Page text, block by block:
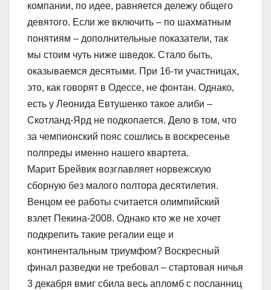
компании, по идее, равняется дележу общего
девятого. Если же включить – по шахматным
понятиям – дополнительные показатели, так
мы стоим чуть ниже шведок. Стало быть,
оказываемся десятыми. При 16-ти участницах,
это, как говорят в Одессе, не фонтан. Однако,
есть у Леонида Евтушенко такое алиби –
Скотланд-Ярд не подкопается. Дело в том, что
за чемпионский пояс сошлись в воскресенье
полпреды именно нашего квартета.
Марит Брейвик возглавляет норвежскую
сборную без малого полтора десятилетия.
Венцом ее работы считается олимпийский
взлет Пекина-2008. Однако кто же не хочет
подкрепить такие регалии еще и
континентальным триумфом? Воскресный
финал разведки не требовал – стартовая ничья
3 декабря вмиг сбила весь апломб с посланниц